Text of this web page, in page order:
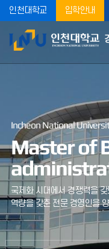
인천대학교 입학안내
Incheon National
Master of
국제화 시대에서 경쟁력을
역량을 갖춘 전문 경영인을